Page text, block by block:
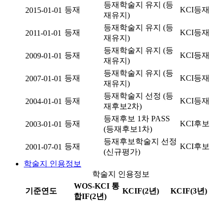
2015-01-01 등재
등재학술지 유지 (등
재유지)
KCI등재
2011-01-01 등재
등재학술지 유지 (등
재유지)
KCI등재
2009-01-01 등재
등재학술지 유지 (등
재유지)
KCI등재
2007-01-01 등재
등재학술지 유지 (등
재유지)
KCI등재
2004-01-01 등재
등재학술지 선정 (등
재후보2차)
KCI등재
2003-01-01 등재
등재후보 1차 PASS
(등재후보1차)
KCI후보
2001-07-01 등재
등재후보학술지 선정
(신규평가)
KCI후보
학술지 인용정보
학술지 인용정보
기준연도
WOS-KCI 통
합IF(2년)
KCIF(2년) KCIF(3년)